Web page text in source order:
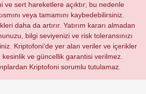
ve sert hareketlere açıktır; bu nedenle
veya tamamını kaybedebilirsiniz.
daha da artırır. Yatırım kararı almadan
bilgi seviyenizi ve risk toleransınızı
Kriptofoni’de yer alan veriler ve içerikler
kesinlik ve güncellik garantisi verilmez.
Kriptofoni sorumlu tutulamaz.